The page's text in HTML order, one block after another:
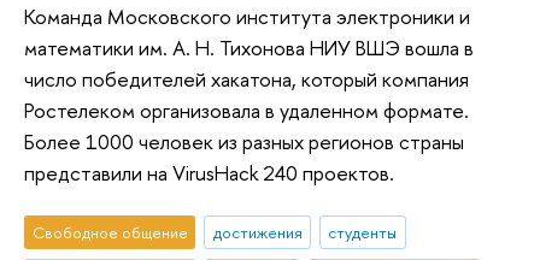
Команда Московского института электроники и
математики им. А. Н. Тихонова НИУ ВШЭ вошла в
число победителей хакатона, который компания
Ростелеком организовала в удаленном формате.
Более 1000 человек из разных регионов страны
представили на VirusHack 240 проектов.
Свободное общение достижения
студенты